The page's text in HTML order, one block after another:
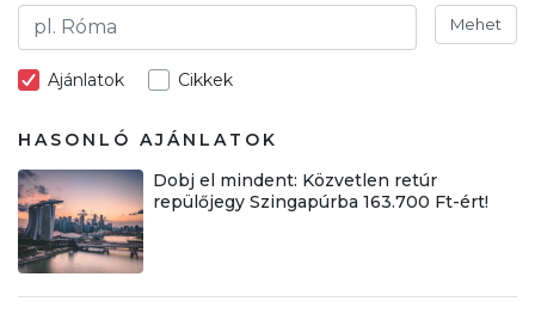
Mehet
Ajánlatok Cikkek
HASONLÓ AJÁNLATOK
Dobj el mindent: Közvetlen retúr
repülőjegy Szingapúrba 163.700 Ft-ért!